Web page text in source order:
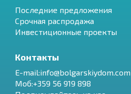
Последние предложения
Срочная распродажа
Инвестиционные проекты
Контакты
E-mail:info@bolgarskiydom.com
Моб:+359 56 919 898